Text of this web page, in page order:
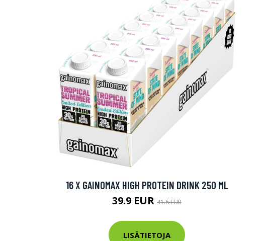
16 X GAINOMAX HIGH PROTEIN DRINK 250 ML
39.9 EUR 41.6 EUR
LISÄTIETOJA